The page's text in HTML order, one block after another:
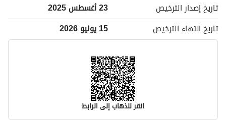
تاريخ إصدار الترخيص
23 أغسطس 2025
تاريخ انتهاء الترخيص 15 يوليو 2026
انقر للذهاب إلى الرابط